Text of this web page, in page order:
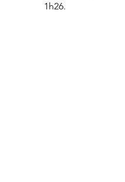
1h26.